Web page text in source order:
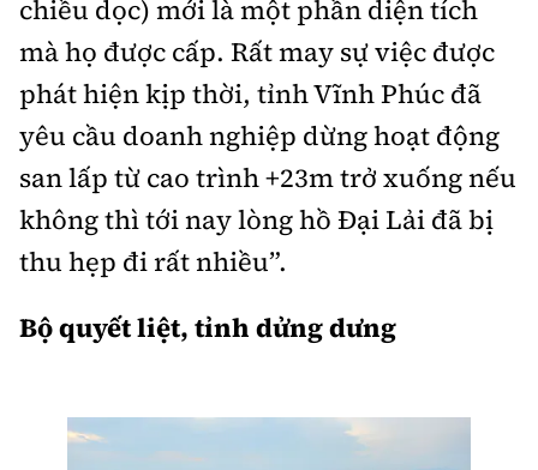
chiều dọc) mới là một phần diện tích
mà họ được cấp. Rất may sự việc được
phát hiện kịp thời, tỉnh Vĩnh Phúc đã
yêu cầu doanh nghiệp dừng hoạt động
san lấp từ cao trình +23m trở xuống nếu
không thì tới nay lòng hồ Đại Lải đã bị
thu hẹp đi rất nhiều”.
Bộ quyết liệt, tỉnh dửng dưng